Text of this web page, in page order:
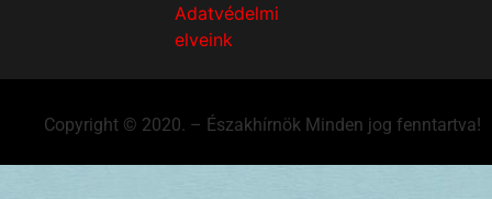
Adatvédelmi
elveink
Copyright © 2020. – Északhírnök Minden jog fenntartva!